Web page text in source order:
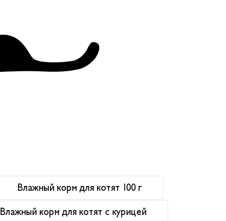
Влажный корм для котят 100 г
Влажный корм для котят с курицей